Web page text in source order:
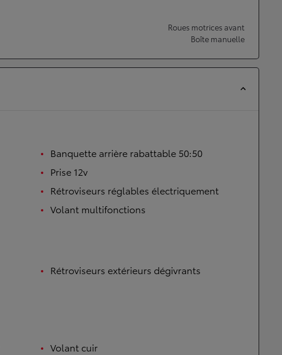
Roues motrices avant
Boîte manuelle
Banquette arrière rabattable 50:50
Prise 12v
Rétroviseurs réglables électriquement
Volant multifonctions
Rétroviseurs extérieurs dégivrants
Volant cuir